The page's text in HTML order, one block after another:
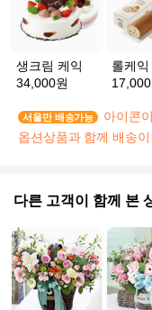
생크림 케익
34,000원
롤케익
17,000
서울만 배송가능
아이콘
옵션상품과 함께 배송이
다른 고객이 함께 본